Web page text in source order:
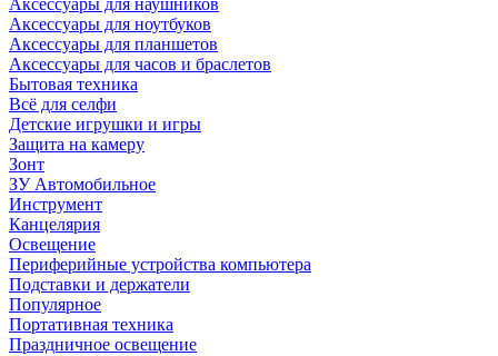
Аксессуары для наушников
Аксессуары для ноутбуков
Аксессуары для планшетов
Аксессуары для часов и браслетов
Бытовая техника
Всё для селфи
Детские игрушки и игры
Защита на камеру
Зонт
ЗУ Автомобильное
Инструмент
Канцелярия
Освещение
Периферийные устройства компьютера
Подставки и держатели
Популярное
Портативная техника
Праздничное освещение